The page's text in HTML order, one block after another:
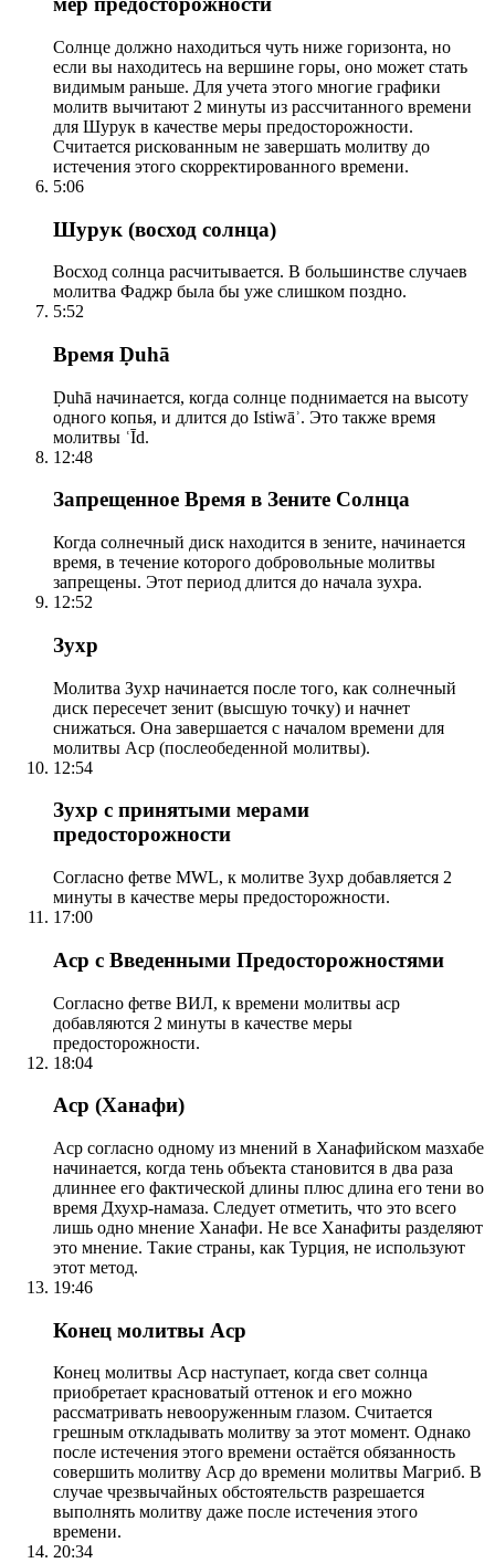
Солнце должно находиться чуть ниже горизонта, но
если вы находитесь на вершине горы, оно может стать
видимым раньше. Для учета этого многие графики
молитв вычитают 2 минуты из рассчитанного времени
для Шурук в качестве меры предосторожности.
Считается рискованным не завершать молитву до
истечения этого скорректированного времени.
5:06
Шурук (восход солнца)
Восход солнца расчитывается. В большинстве случаев
молитва Фаджр была бы уже слишком поздно.
5:52
Время Ḍuhā
Ḍuhā начинается, когда солнце поднимается на высоту
одного копья, и длится до Istiwāʾ. Это также время
молитвы ʿĪd.
12:48
Запрещенное Время в Зените Солнца
Когда солнечный диск находится в зените, начинается
время, в течение которого добровольные молитвы
запрещены. Этот период длится до начала зухра.
12:52
Зухр
Молитва Зухр начинается после того, как солнечный
диск пересечет зенит (высшую точку) и начнет
снижаться. Она завершается с началом времени для
молитвы Аср (послеобеденной молитвы).
12:54
Зухр с принятыми мерами
предосторожности
Согласно фетве MWL, к молитве Зухр добавляется 2
минуты в качестве меры предосторожности.
17:00
Аср с Введенными Предосторожностями
Согласно фетве ВИЛ, к времени молитвы аср
добавляются 2 минуты в качестве меры
предосторожности.
18:04
Аср (Ханафи)
Аср согласно одному из мнений в Ханафийском мазхабе
начинается, когда тень объекта становится в два раза
длиннее его фактической длины плюс длина его тени во
время Дхухр-намаза. Следует отметить, что это всего
лишь одно мнение Ханафи. Не все Ханафиты разделяют
это мнение. Такие страны, как Турция, не используют
этот метод.
19:46
Конец молитвы Аср
Конец молитвы Аср наступает, когда свет солнца
приобретает красноватый оттенок и его можно
рассматривать невооруженным глазом. Считается
грешным откладывать молитву за этот момент. Однако
после истечения этого времени остаётся обязанность
совершить молитву Аср до времени молитвы Магриб. В
случае чрезвычайных обстоятельств разрешается
выполнять молитву даже после истечения этого
времени.
20:34